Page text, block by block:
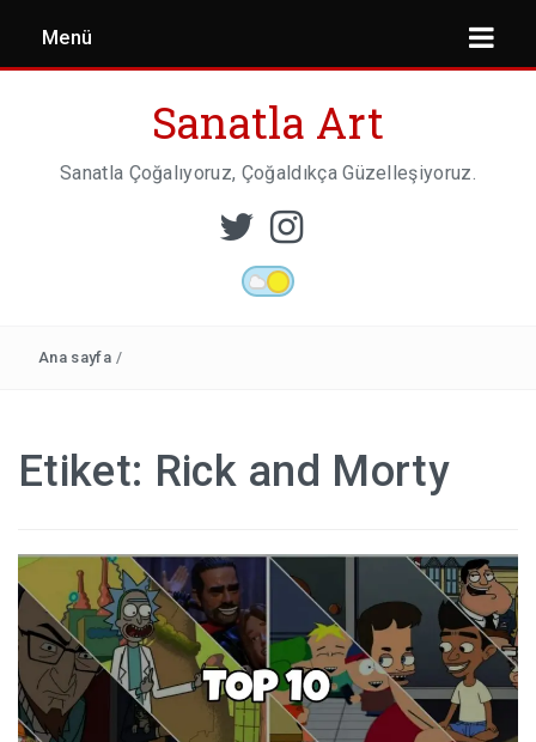
Menü
HABERLER
Sanatla Art
Sanatla Çoğalıyoruz, Çoğaldıkça Güzelleşiyoruz.
Ana sayfa /
Etiket: Rick and Morty